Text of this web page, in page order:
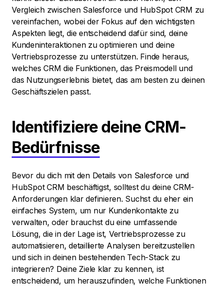
Vergleich zwischen Salesforce und HubSpot CRM zu
vereinfachen, wobei der Fokus auf den wichtigsten
Aspekten liegt, die entscheidend dafür sind, deine
Kundeninteraktionen zu optimieren und deine
Vertriebsprozesse zu unterstützen. Finde heraus,
welches CRM die Funktionen, das Preismodell und
das Nutzungserlebnis bietet, das am besten zu deinen
Geschäftszielen passt.
Identifiziere deine CRM-
Bedürfnisse
Bevor du dich mit den Details von Salesforce und
HubSpot CRM beschäftigst, solltest du deine CRM-
Anforderungen klar definieren. Suchst du eher ein
einfaches System, um nur Kundenkontakte zu
verwalten, oder brauchst du eine umfassende
Lösung, die in der Lage ist, Vertriebsprozesse zu
automatisieren, detaillierte Analysen bereitzustellen
und sich in deinen bestehenden Tech-Stack zu
integrieren? Deine Ziele klar zu kennen, ist
entscheidend, um herauszufinden, welche Funktionen